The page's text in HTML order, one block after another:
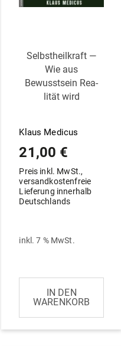
Selbst­heil­kraft —
Wie aus
Bewusstsein Rea­
lität wird
Klaus Medicus
21,00 €
Preis inkl. MwSt.,
versandkostenfreie
Lieferung innerhalb
Deutschlands
inkl. 7 % MwSt.
IN DEN
WARENKORB